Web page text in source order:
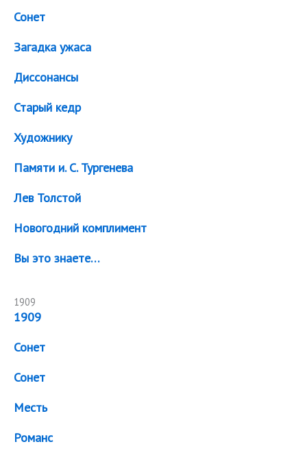
Сонет
Загадка ужаса
Диссонансы
Старый кедр
Художнику
Памяти и. С. Тургенева
Лев Толстой
Новогодний комплимент
Вы это знаете…
1909
1909
Сонет
Сонет
Месть
Романс